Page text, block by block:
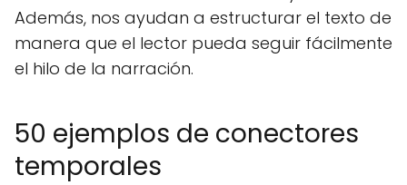
Además, nos ayudan a estructurar el texto de
manera que el lector pueda seguir fácilmente
el hilo de la narración.
50 ejemplos de conectores
temporales